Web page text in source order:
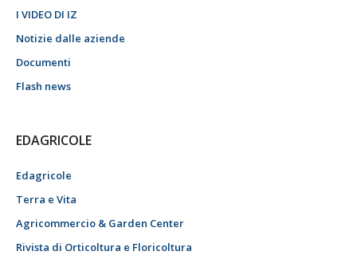
I VIDEO DI IZ
Notizie dalle aziende
Documenti
Flash news
EDAGRICOLE
Edagricole
Terra e Vita
Agricommercio & Garden Center
Rivista di Orticoltura e Floricoltura